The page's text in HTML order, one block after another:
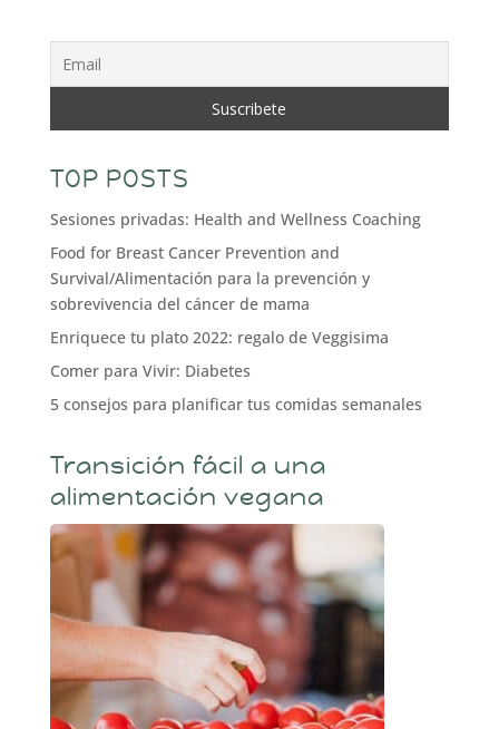
TOP POSTS
Sesiones privadas: Health and Wellness Coaching
Food for Breast Cancer Prevention and
Survival/Alimentación para la prevención y
sobrevivencia del cáncer de mama
Enriquece tu plato 2022: regalo de Veggisima
Comer para Vivir: Diabetes
5 consejos para planificar tus comidas semanales
Transición fácil a una
alimentación vegana